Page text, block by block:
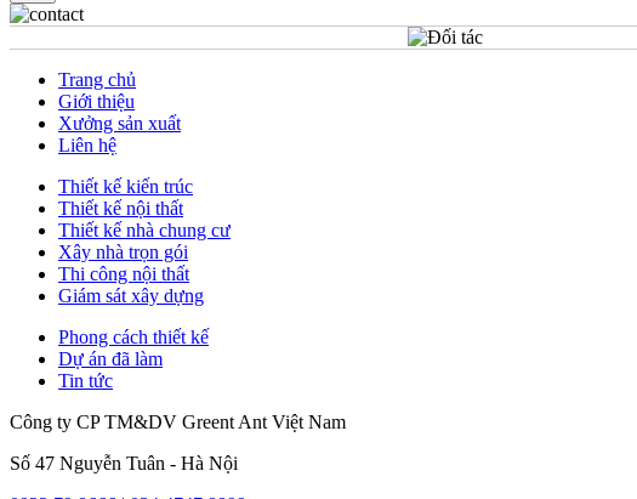
Trang chủ
Giới thiệu
Xưởng sản xuất
Liên hệ
Thiết kế kiến trúc
Thiết kế nội thất
Thiết kế nhà chung cư
Xây nhà trọn gói
Thi công nội thất
Giám sát xây dựng
Phong cách thiết kế
Dự án đã làm
Tin tức
Công ty CP TM&DV Greent Ant Việt Nam
Số 47 Nguyễn Tuân - Hà Nội